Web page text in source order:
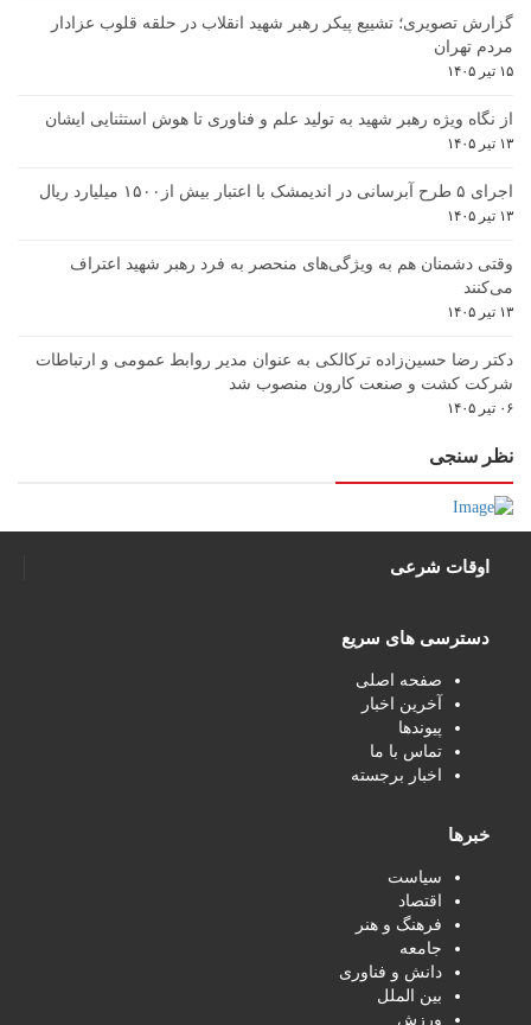
گزارش تصویری؛ تشییع پیکر رهبر شهید انقلاب در حلقه قلوب عزادار
مردم تهران
۱۵ تیر ۱۴۰۵
از نگاه ویژه رهبر شهید به تولید علم و فناوری تا هوش استثنایی ایشان
۱۳ تیر ۱۴۰۵
اجرای ۵ طرح آبرسانی در اندیمشک با اعتبار بیش از۱۵۰۰ میلیارد ریال
۱۳ تیر ۱۴۰۵
وقتی دشمنان هم به ویژگی‌های منحصر به فرد رهبر شهید اعتراف
می‌کنند
۱۳ تیر ۱۴۰۵
دکتر رضا حسین‌زاده ترکالکی به عنوان مدیر روابط عمومی و ارتباطات
شرکت کشت و صنعت کارون منصوب شد
۰۶ تیر ۱۴۰۵
نظر سنجی
اوقات شرعی
دسترسی های سریع
صفحه اصلی
آخرین اخبار
پیوندها
تماس با ما
اخبار برجسته
خبرها
سیاست
اقتصاد
فرهنگ و هنر
جامعه
دانش و فناوری
بین الملل
ورزش